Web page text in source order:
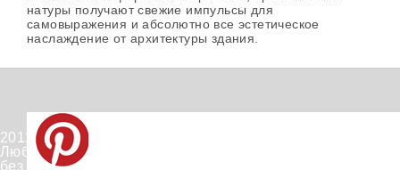
натуры получают свежие импульсы для
самовыражения и абсолютно все эстетическое
наслаждение от архитектуры здания.
2012-2026 © PinWin.su.
Любое использование материалов сайта запрещено
без согласования с администрацией сайта.